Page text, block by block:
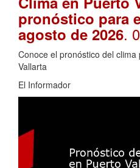
pronóstico para
agosto de 2026.
Conoce el pronóstico del
Vallarta
El Informador